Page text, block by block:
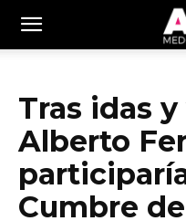
Tras idas
Alberto
Cumbre